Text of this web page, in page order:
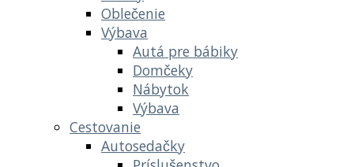
Oblečenie
Výbava
Autá pre bábiky
Domčeky
Nábytok
Výbava
Cestovanie
Autosedačky